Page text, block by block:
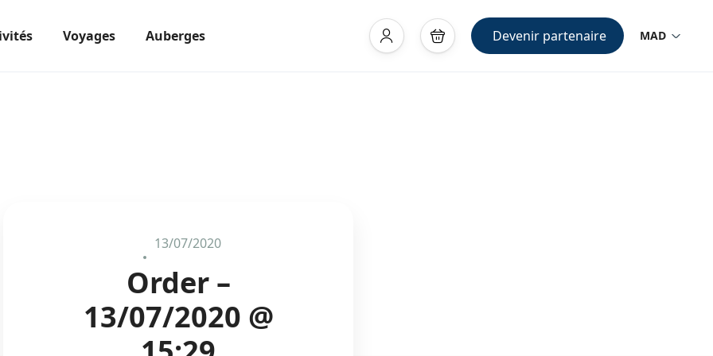
Voyages Auberges Devenir partenaire MAD
13/07/2020
Order –
13/07/2020 @